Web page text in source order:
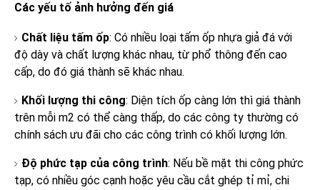
Các yếu tố ảnh hưởng đến giá
Chất liệu tấm ốp: Có nhiều loại tấm ốp nhựa giả đá với
độ dày và chất lượng khác nhau, từ phổ thông đến cao
cấp, do đó giá thành sẽ khác nhau.
Khối lượng thi công: Diện tích ốp càng lớn thì giá thành
trên mỗi m2 có thể càng thấp, do các công ty thường có
chính sách ưu đãi cho các công trình có khối lượng lớn.
Độ phức tạp của công trình: Nếu bề mặt thi công phức
tạp, có nhiều góc cạnh hoặc yêu cầu cắt ghép tỉ mỉ, chi